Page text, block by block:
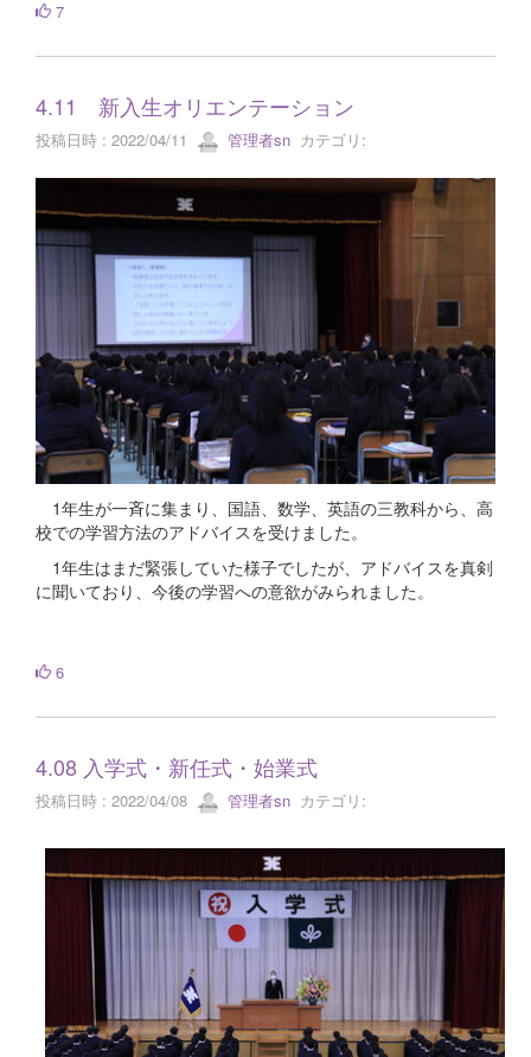
7
4.11 新入生オリエンテーション
投稿日時 : 2022/04/11 管理者sn カテゴリ:
1年生が一斉に集まり、国語、数学、英語の三教科から、高
校での学習方法のアドバイスを受けました。
1年生はまだ緊張していた様子でしたが、アドバイスを真剣
に聞いており、今後の学習への意欲がみられました。
6
4.08 入学式・新任式・始業式
投稿日時 : 2022/04/08 管理者sn カテゴリ: